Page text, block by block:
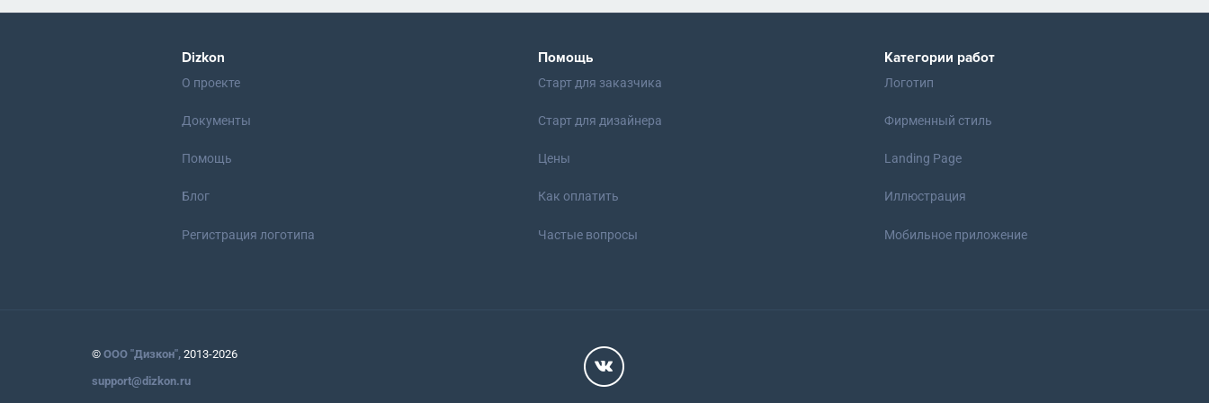
Dizkon
О проекте
Документы
Помощь
Блог
Регистрация логотипа
Помощь
Старт для заказчика
Старт для дизайнера
Цены
Как оплатить
Частые вопросы
Категории работ
Логотип
Фирменный стиль
Landing Page
Иллюстрация
Мобильное приложение
© ООО "Дизкон", 2013-2026
support@dizkon.ru